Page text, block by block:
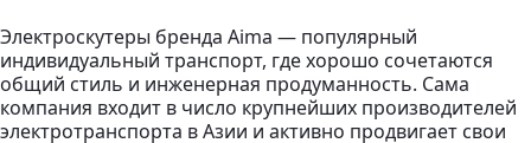
Электроскутеры бренда Aima — популярный
индивидуальный транспорт, где хорошо сочетаются
общий стиль и инженерная продуманность. Сама
компания входит в число крупнейших производителей
электротранспорта в Азии и активно продвигает свои